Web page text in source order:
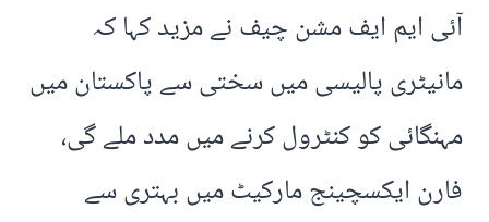
آئی ایم ایف مشن چیف نے مزید کہا کہ
مانیٹری پالیسی میں سختی سے پاکستان میں
مہنگائی کو کنٹرول کرنے میں مدد ملے گی،
فارن ایکسچینج مارکیٹ میں بہتری سے